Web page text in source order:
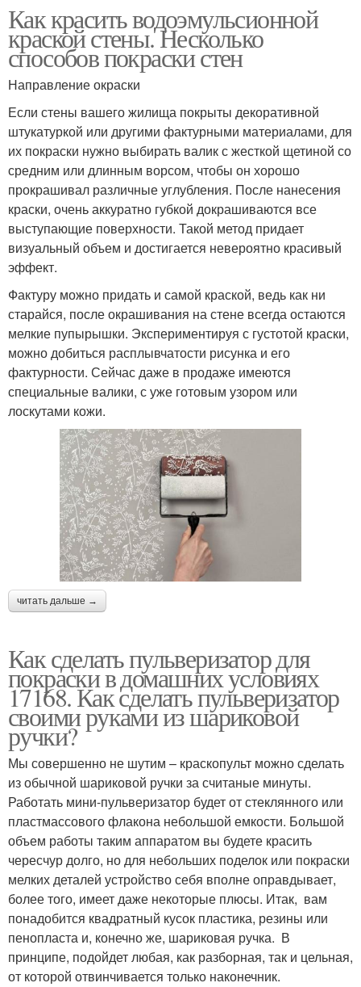
Как красить водоэмульсионной
краской стены. Несколько
способов покраски стен
Направление окраски
Если стены вашего жилища покрыты декоративной
штукатуркой или другими фактурными материалами, для
их покраски нужно выбирать валик с жесткой щетиной со
средним или длинным ворсом, чтобы он хорошо
прокрашивал различные углубления. После нанесения
краски, очень аккуратно губкой докрашиваются все
выступающие поверхности. Такой метод придает
визуальный объем и достигается невероятно красивый
эффект.
Фактуру можно придать и самой краской, ведь как ни
старайся, после окрашивания на стене всегда остаются
мелкие пупырышки. Экспериментируя с густотой краски,
можно добиться расплывчатости рисунка и его
фактурности. Сейчас даже в продаже имеются
специальные валики, с уже готовым узором или
лоскутами кожи.
читать дальше →
Как сделать пульверизатор для
покраски в домашних условиях
17168. Как сделать пульверизатор
своими руками из шариковой
ручки?
Мы совершенно не шутим – краскопульт можно сделать
из обычной шариковой ручки за считаные минуты.
Работать мини-пульверизатор будет от стеклянного или
пластмассового флакона небольшой емкости. Большой
объем работы таким аппаратом вы будете красить
чересчур долго, но для небольших поделок или покраски
мелких деталей устройство себя вполне оправдывает,
более того, имеет даже некоторые плюсы. Итак, вам
понадобится квадратный кусок пластика, резины или
пенопласта и, конечно же, шариковая ручка. В
принципе, подойдет любая, как разборная, так и цельная,
от которой отвинчивается только наконечник.